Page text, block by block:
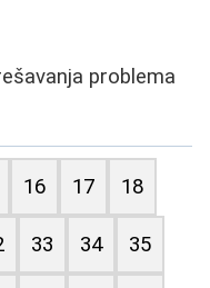
problema
16 17 18
33 34 35